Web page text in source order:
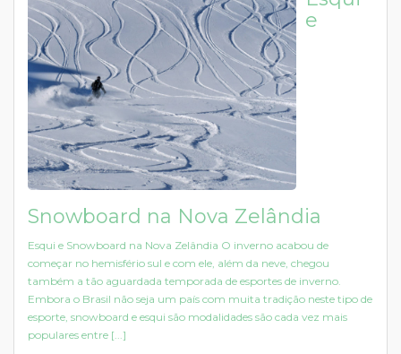
e
Snowboard na Nova Zelândia
Esqui e Snowboard na Nova Zelândia O inverno acabou de
começar no hemisfério sul e com ele, além da neve, chegou
também a tão aguardada temporada de esportes de inverno.
Embora o Brasil não seja um país com muita tradição neste tipo de
esporte, snowboard e esqui são modalidades são cada vez mais
populares entre [...]